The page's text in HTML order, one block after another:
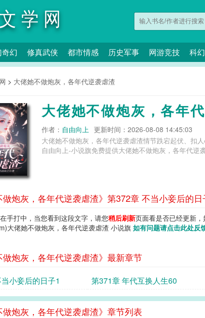
学网
幻 修真武侠 都市情感 历史军事 网游竞技 科
> 大佬她不做炮灰，各年代逆袭虐渣
大佬她不做炮灰，各年
作者： 自由向上 更新时间：2026-08-08 14:45:03
大佬她不做炮灰，各年代逆袭虐渣情节跌宕起伏、扣
自由向上-小说旗免费提供大佬她不做炮灰，各年代逆
做炮灰，各年代逆袭虐渣》第372章 不当小妾后的日
手打中，当您看到这段文字，请您稍后刷新页面看是否已经更新
大佬她不做炮灰，各年代逆袭虐渣 小说旗 如有问题请点击此处反
做炮灰，各年代逆袭虐渣》最新章节
小妾后的日子1 第371章 年代互换人生60
做炮灰，各年代逆袭虐渣》章节列表